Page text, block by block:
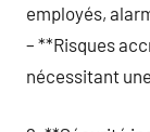
employés,
– **Risques
nécessitant